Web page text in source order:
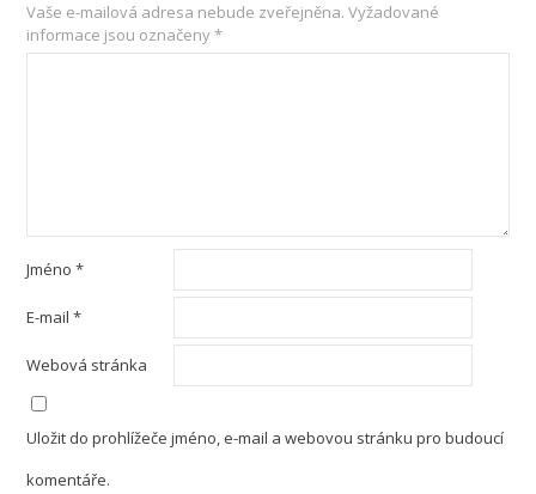
Vaše e-mailová adresa nebude zveřejněna. Vyžadované
informace jsou označeny*
Jméno*
E-mail*
Webová stránka
Uložit do prohlížeče jméno, e-mail a webovou stránku pro budoucí
komentáře.